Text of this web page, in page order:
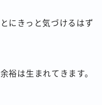
にきっと気づけるはず
裕は生まれてきます。